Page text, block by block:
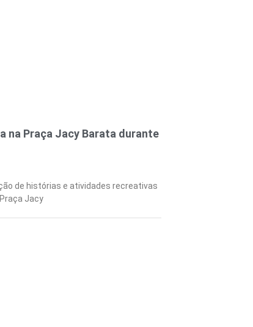
na Praça Jacy Barata durante
de histórias e atividades recreativas
Jacy